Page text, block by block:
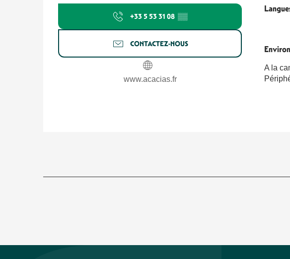
+33 5 53 31 08 ▒▒
CONTACTEZ-NOUS
www.acacias.fr
A la